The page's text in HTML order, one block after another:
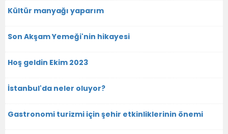
Kültür manyağı yaparım
Son Akşam Yemeği'nin hikayesi
Hoş geldin Ekim 2023
İstanbul'da neler oluyor?
Gastronomi turizmi için şehir etkinliklerinin önemi